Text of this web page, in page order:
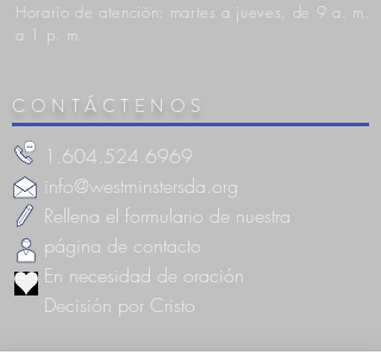
Horario de atención: martes a jueves, de 9 a. m.
a 1 p. m.
CONTÁCTENOS
1.604.524.6969
info@westminstersda.org
Rellena el formulario de nuestra
página de contacto
En necesidad de oración
Decisión por Cristo